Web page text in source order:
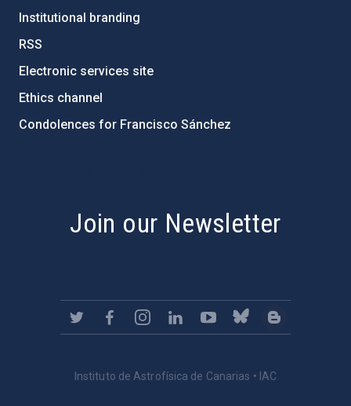
Institutional branding
RSS
Electronic services site
Ethics channel
Condolences for Francisco Sánchez
Join our Newsletter
Instituto de Astrofísica de Canarias • IAC